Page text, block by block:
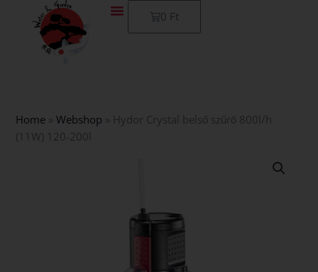
0 Ft
Kosár
Home »Webshop
Hydor Crystal belső szűrő 800l/h
(11W) 120-200l